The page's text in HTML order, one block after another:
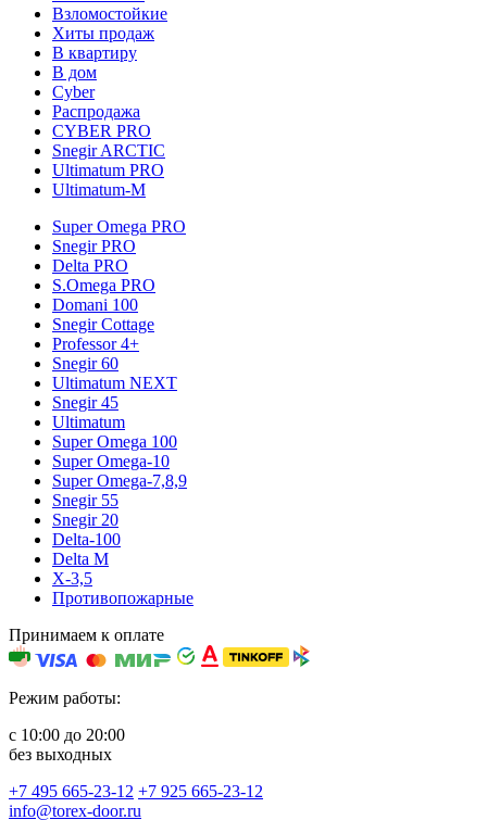
Взломостойкие
Хиты продаж
В квартиру
В дом
Cyber
Распродажа
CYBER PRO
Snegir ARCTIC
Ultimatum PRO
Ultimatum-M
Super Omega PRO
Snegir PRO
Delta PRO
S.Omega PRO
Domani 100
Snegir Cottage
Professor 4+
Snegir 60
Ultimatum NEXT
Snegir 45
Ultimatum
Super Omega 100
Super Omega-10
Super Omega-7,8,9
Snegir 55
Snegir 20
Delta-100
Delta M
X-3,5
Противопожарные
Принимаем к оплате
Режим работы:
с 10:00 до 20:00
без выходных
+7 495 665-23-12 +7 925 665-23-12
info@torex-door.ru